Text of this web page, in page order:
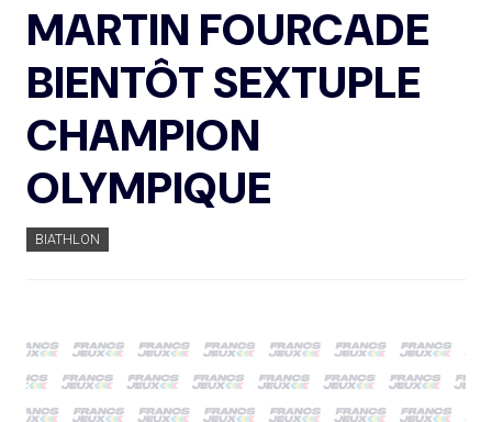
MARTIN FOURCADE
BIENTÔT SEXTUPLE
CHAMPION
OLYMPIQUE
BIATHLON